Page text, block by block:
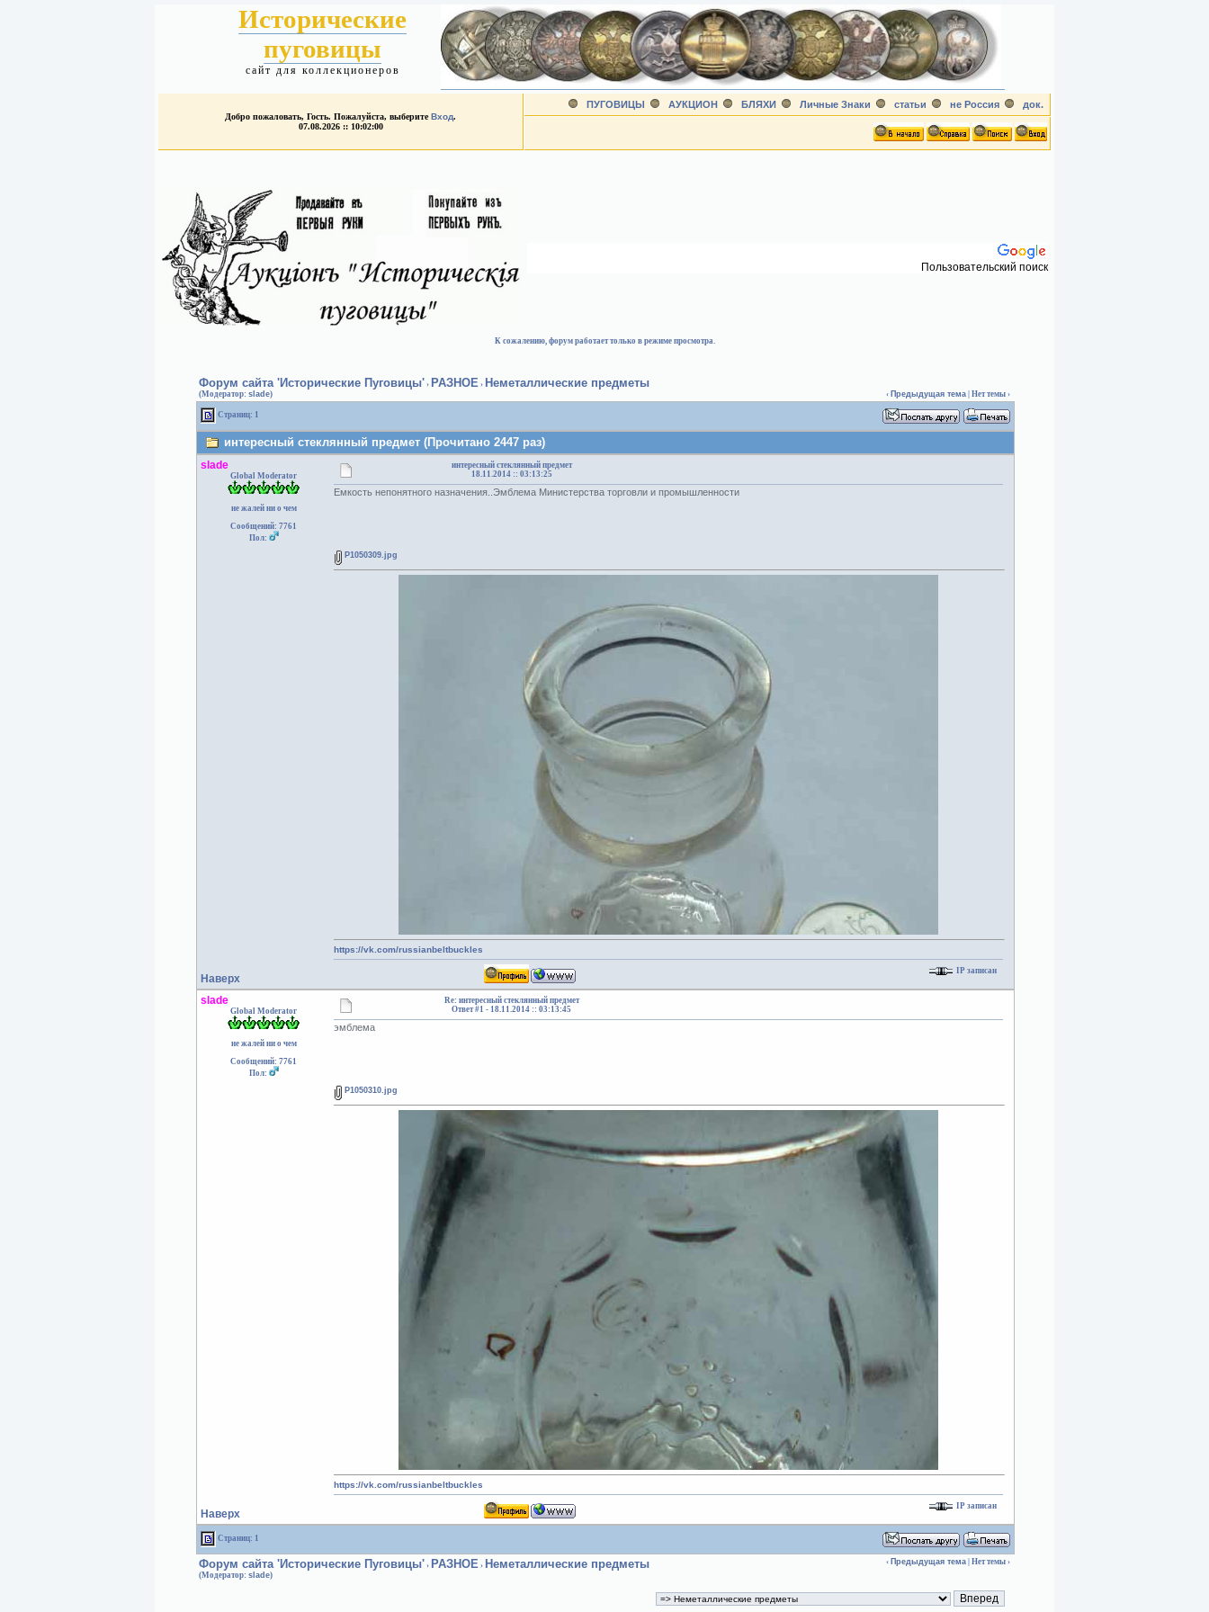
Исторические
пуговицы
сайт для коллекционеров
Добро пожаловать, Гость. Пожалуйста, выберитеВход.
07.08.2026 :: 10:02:00
ПУГОВИЦЫ АУКЦИОН БЛЯХИ Личные Знаки статьи не Россия док.
Пользовательский поиск
К сожалению, форум работает только в режиме просмотра.
Форум сайта 'Исторические Пуговицы' › РАЗНОЕ › Неметаллические предметы
(Модератор: slade) ‹ Предыдущая тема | Нет темы ›
Страниц: 1
интересный стеклянный предмет (Прочитано 2447 раз)
slade
Global Moderator
не жалей ни о чем
Сообщений: 7761
Пол:
интересный стеклянный предмет
18.11.2014 :: 03:13:25
Емкость непонятного назначения..Эмблема Министерства торговли и промышленности
Наверх
P1050309.jpg
https://vk.com/russianbeltbuckles
IP записан
slade
Global Moderator
не жалей ни о чем
Сообщений: 7761
Пол:
Re: интересный стеклянный предмет
Ответ #1 - 18.11.2014 :: 03:13:45
эмблема
Наверх
P1050310.jpg
https://vk.com/russianbeltbuckles
IP записан
Страниц: 1
Форум сайта 'Исторические Пуговицы' › РАЗНОЕ › Неметаллические предметы
(Модератор: slade)
‹ Предыдущая тема | Нет темы ›